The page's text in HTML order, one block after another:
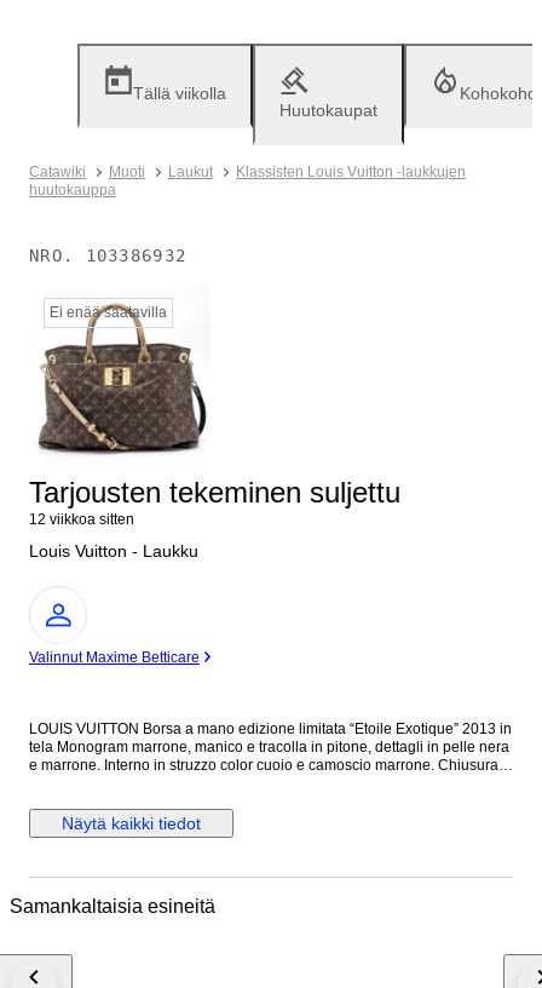
Tällä viikolla
Huutokaupat
Catawiki Muoti Laukut
Klassisten Louis Vuitton -laukkujen
huutokauppa
NRO. 103386932
Ei enää saatavilla
Tarjousten tekeminen suljettu
12 viikkoa sitten
Louis Vuitton - Laukku
asiantuntija
Valinnut Maxime Betticare
LOUIS VUITTON Borsa a mano edizione limitata “Etoile Exotique” 2013 in
tela Monogram marrone, manico e tracolla in pitone, dettagli in pelle nera
e marrone. Interno in struzzo color cuoio e camoscio marrone. Chiusura
raccoglipolvere originale. Lievi difetti. Dimensioni 40,00 x 30,00 x 17,00
cm
Näytä kaikki tiedot
Samankaltaisia esineitä